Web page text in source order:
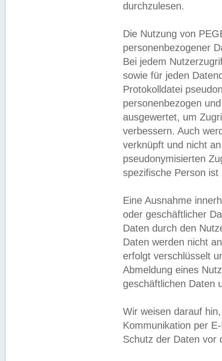
durchzulesen.
Die Nutzung von
personenbezogener
Bei jedem
sowie für jeden
Protokolldatei
personenbezogen
ausgewertet, um
verbessern. Auch
verknüpft und nicht
pseudonymisierten
spezifische Person
Eine Ausnahme
oder geschäftlicher
Daten durch den
Daten werden nicht
erfolgt verschlüsselt
Abmeldung eines
geschäftlichen Daten
Wir weisen darauf
Kommunikation per
Schutz der Daten vor